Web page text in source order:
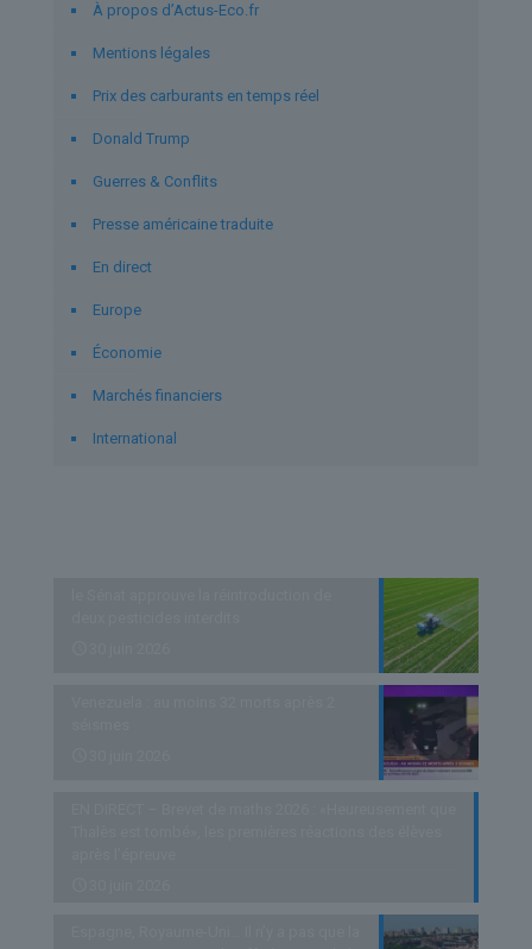
À propos d’Actus-Eco.fr
Mentions légales
Prix des carburants en temps réel
Donald Trump
Guerres & Conflits
Presse américaine traduite
En direct
Europe
Économie
Marchés financiers
International